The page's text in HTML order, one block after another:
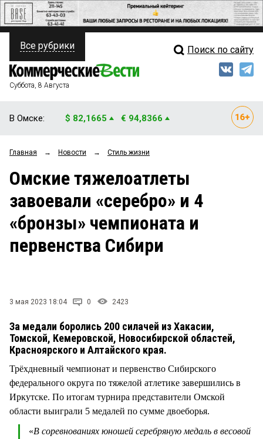
ПОЛИТИКА
ФИНАНСЫ
ОБЩЕСТВО
ЗАКОН
НОВОСТИ КОМПАНИЙ
Свежий выпуск
Рейтинги
Блоги
Архив
Все рубрики Поиск по сайту
Суббота, 8 Августа
В Омске: $ 82,1665 € 94,8366
Главная → Новости → Стиль жизни
Омские тяжелоатлеты
завоевали «серебро» и 4
«бронзы» чемпионата и
первенства Сибири
3 мая 2023 18:04 0 2423
За медали боролись 200 силачей из Хакасии,
Томской, Кемеровской, Новосибирской областей,
Красноярского и Алтайского края.
Трёхдневный чемпионат и первенство Сибирского
федерального округа по тяжелой атлетике завершились в
Иркутске. По итогам турнира представители Омской
области выиграли 5 медалей по сумме двоеборья.
«В соревнованиях юношей серебряную медаль в весовой